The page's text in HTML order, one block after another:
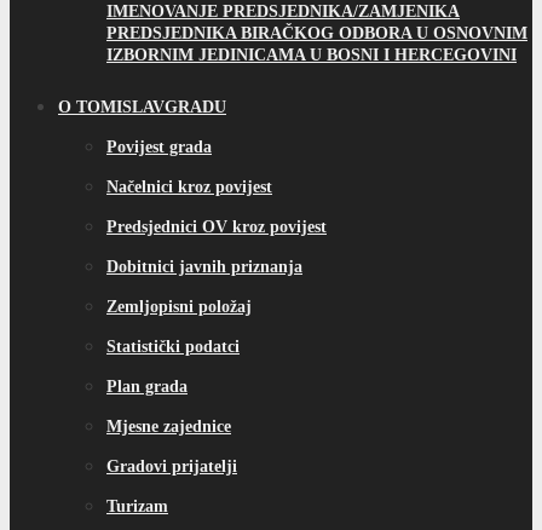
IMENOVANJE PREDSJEDNIKA/ZAMJENIKA
PREDSJEDNIKA BIRAČKOG ODBORA U OSNOVNIM
IZBORNIM JEDINICAMA U BOSNI I HERCEGOVINI
O TOMISLAVGRADU
Povijest grada
Načelnici kroz povijest
Predsjednici OV kroz povijest
Dobitnici javnih priznanja
Zemljopisni položaj
Statistički podatci
Plan grada
Mjesne zajednice
Gradovi prijatelji
Turizam